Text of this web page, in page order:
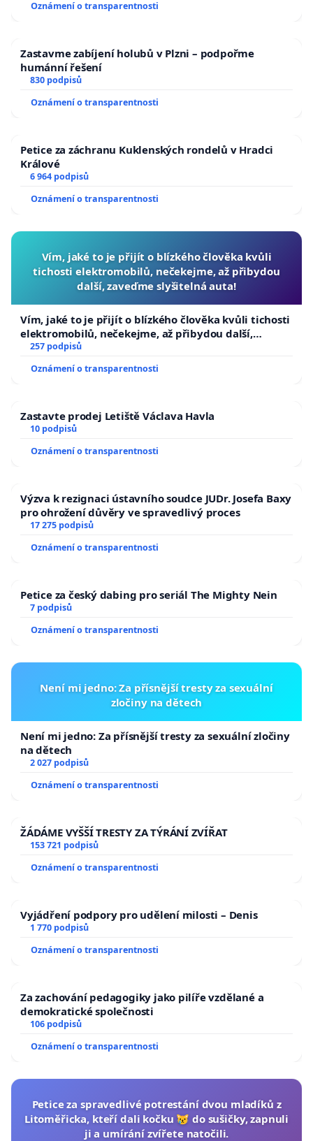
Oznámení o transparentnosti
Zastavme zabíjení holubů v Plzni – podpořme
humánní řešení
830 podpisů
Oznámení o transparentnosti
Petice za záchranu Kuklenských rondelů v Hradci
Králové
6 964 podpisů
Oznámení o transparentnosti
Vím, jaké to je přijít o blízkého člověka kvůli
tichosti elektromobilů, nečekejme, až přibydou
další, zaveďme slyšitelná auta!
Vím, jaké to je přijít o blízkého člověka kvůli tichosti
elektromobilů, nečekejme, až přibydou další,
zaveďme slyšitelná auta!
257 podpisů
Oznámení o transparentnosti
Zastavte prodej Letiště Václava Havla
10 podpisů
Oznámení o transparentnosti
Výzva k rezignaci ústavního soudce JUDr. Josefa Baxy
pro ohrožení důvěry ve spravedlivý proces
17 275 podpisů
Oznámení o transparentnosti
Petice za český dabing pro seriál The Mighty Nein
7 podpisů
Oznámení o transparentnosti
Není mi jedno: Za přísnější tresty za sexuální
zločiny na dětech
Není mi jedno: Za přísnější tresty za sexuální zločiny
na dětech
2 027 podpisů
Oznámení o transparentnosti
ŽÁDÁME VYŠŠÍ TRESTY ZA TÝRÁNÍ ZVÍŘAT
153 721 podpisů
Oznámení o transparentnosti
Vyjádření podpory pro udělení milosti – Denis
1 770 podpisů
Oznámení o transparentnosti
Za zachování pedagogiky jako pilíře vzdělané a
demokratické společnosti
106 podpisů
Oznámení o transparentnosti
Petice za spravedlivé potrestání dvou mladíků z
Litoměřicka, kteří dali kočku 😿 do sušičky, zapnuli
ji a umírání zvířete natočili.